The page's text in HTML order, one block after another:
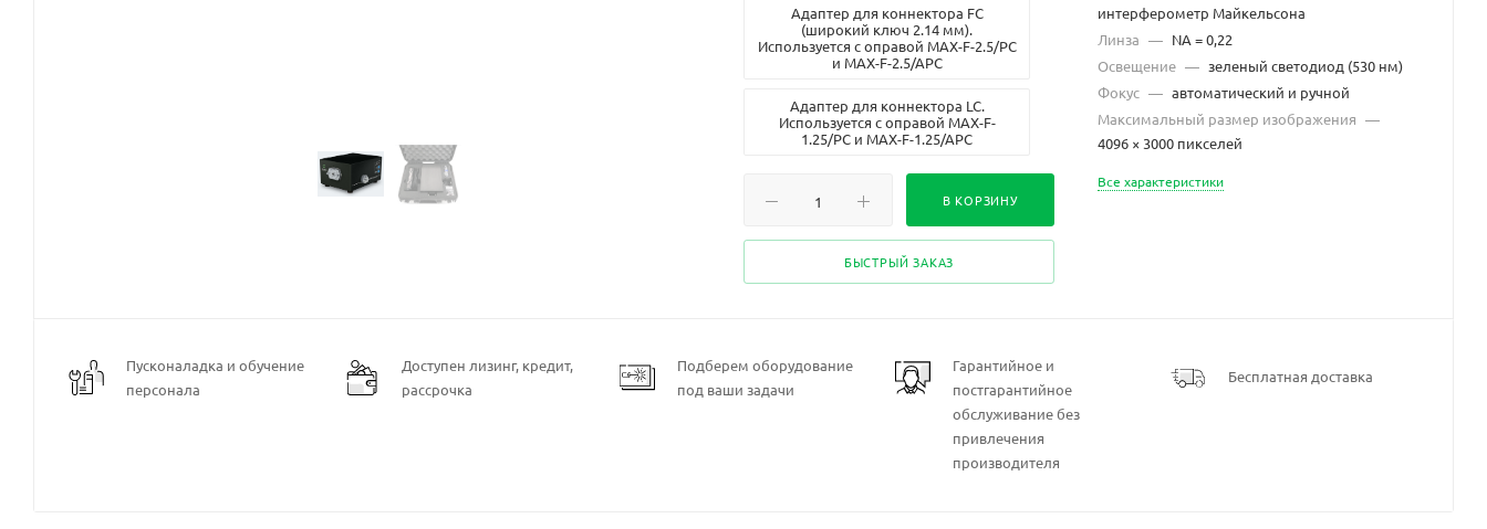
Адаптер для коннектора FC
(широкий ключ 2.14 мм).
Используется с оправой MAX-F-2.5/PC
и MAX-F-2.5/APC
Адаптер для коннектора LC.
Используется с оправой MAX-F-
1.25/PC и MAX-F-1.25/APC
Адаптер для коннектора MU.
Используется с оправой MAX-F-
Адаптер для коннектора SC.
и MAX-F-2.5/APC
Базовая оправа для измерения
керамических феррул 1.25 мм с
В КОРЗИНУ
БЫСТРЫЙ ЗАКАЗ
интерферометр Майкельсона
Линза — NA = 0,22
Освещение — зеленый светодиод (530 нм)
Фокус — автоматический и ручной
Максимальный размер изображения —
4096 × 3000 пикселей
Все характеристики
Пусконаладка и обучение
персонала
Доступен лизинг, кредит,
рассрочка
Подберем оборудование
под ваши задачи
Гарантийное и
постгарантийное
обслуживание без
привлечения
производителя
Бесплатная доставка